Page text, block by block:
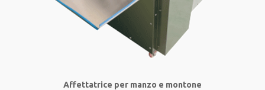
Affettatrice per manzo e montone